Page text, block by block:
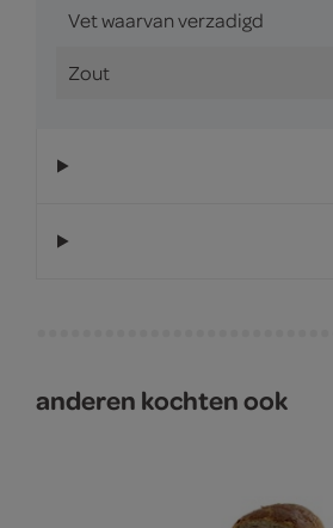
Vet waarvan verzadigd
Zout
anderen kochten ook